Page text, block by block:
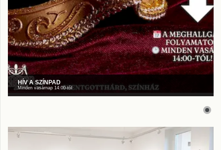
HÍV A SZÍNPAD
Minden vasárnap 14:00-tól